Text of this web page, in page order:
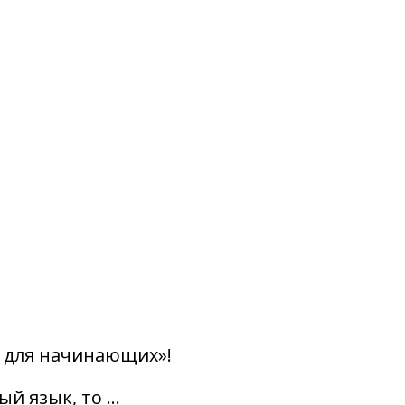
начинающих»!
язык, то …